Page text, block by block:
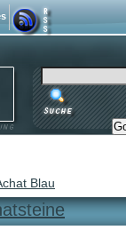
Blau